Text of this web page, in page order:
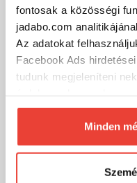
fontosak a közösségi
jadabo.com
Az adatokat
Facebook Ads
tudunk megjeleníteni
biztosításához arra
számunkra minden
Természetesensoha
megváltoztathatod a
Minden